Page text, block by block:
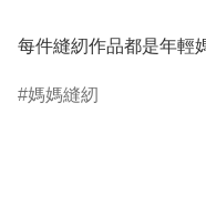
每件縫紉作品都是年輕
媽媽縫紉